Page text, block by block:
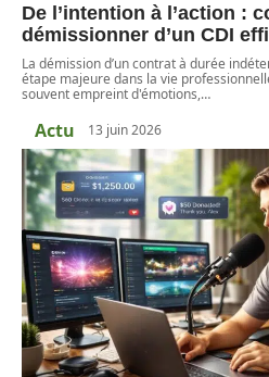
De l’intention à l’action :
démissionner d’un CDI
La démission d’un contrat à durée
étape majeure dans la vie
souvent empreint d'émotions,…
Actu 13 juin 2026